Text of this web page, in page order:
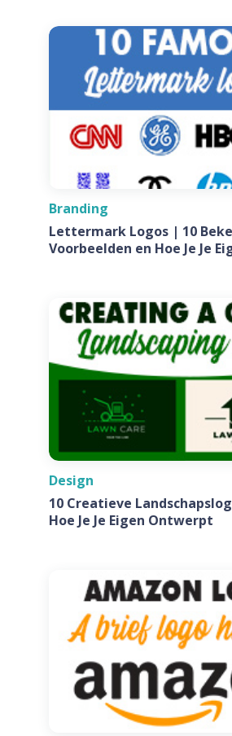
Branding
Lettermark Logos | 10
Voorbeelden en Hoe Je Je
Design
10 Creatieve
Hoe Je Je Eigen Ontwerpt